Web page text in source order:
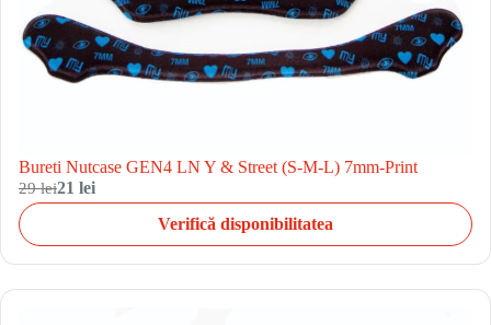
Bureti Nutcase GEN4 LN Y & Street (S-M-L) 7mm-Print
29 lei21 lei
Verifică disponibilitatea